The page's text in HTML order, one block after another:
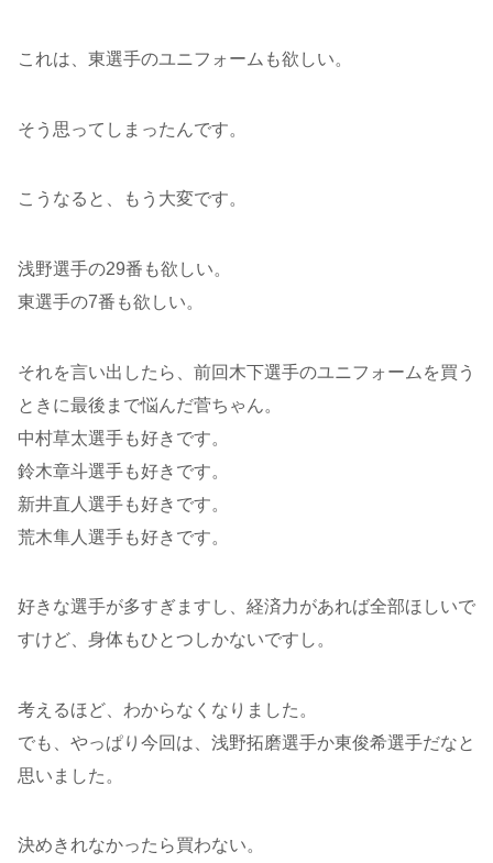
これは、東選手のユニフォームも欲しい。
そう思ってしまったんです。
こうなると、もう大変です。
浅野選手の29番も欲しい。
東選手の7番も欲しい。
それを言い出したら、前回木下選手のユニフォームを買う
ときに最後まで悩んだ菅ちゃん。
中村草太選手も好きです。
鈴木章斗選手も好きです。
新井直人選手も好きです。
荒木隼人選手も好きです。
好きな選手が多すぎますし、経済力があれば全部ほしいで
すけど、身体もひとつしかないですし。
考えるほど、わからなくなりました。
でも、やっぱり今回は、浅野拓磨選手か東俊希選手だなと
思いました。
決めきれなかったら買わない。